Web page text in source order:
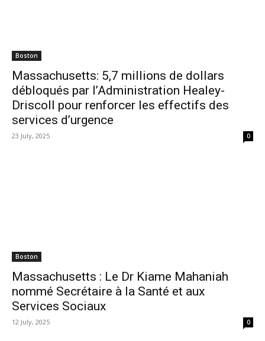
Boston
Massachusetts: 5,7 millions de dollars
débloqués par l’Administration Healey-
Driscoll pour renforcer les effectifs des
services d’urgence
23 July, 2025 0
Boston
Massachusetts : Le Dr Kiame Mahaniah
nommé Secrétaire à la Santé et aux
Services Sociaux
12 July, 2025 0